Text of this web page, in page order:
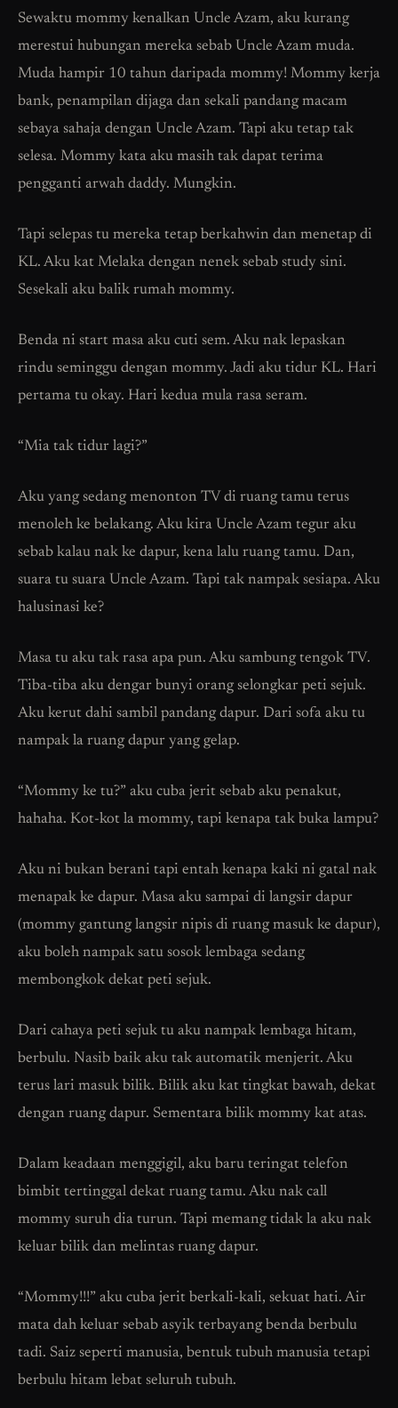
Sewaktu mommy kenalkan Uncle Azam, aku kurang
merestui hubungan mereka sebab Uncle Azam muda.
Muda hampir 10 tahun daripada mommy! Mommy kerja
bank, penampilan dijaga dan sekali pandang macam
sebaya sahaja dengan Uncle Azam. Tapi aku tetap tak
selesa. Mommy kata aku masih tak dapat terima
pengganti arwah daddy. Mungkin.
Tapi selepas tu mereka tetap berkahwin dan menetap di
KL. Aku kat Melaka dengan nenek sebab study sini.
Sesekali aku balik rumah mommy.
Benda ni start masa aku cuti sem. Aku nak lepaskan
rindu seminggu dengan mommy. Jadi aku tidur KL. Hari
pertama tu okay. Hari kedua mula rasa seram.
“Mia tak tidur lagi?”
Aku yang sedang menonton TV di ruang tamu terus
menoleh ke belakang. Aku kira Uncle Azam tegur aku
sebab kalau nak ke dapur, kena lalu ruang tamu. Dan,
suara tu suara Uncle Azam. Tapi tak nampak sesiapa. Aku
halusinasi ke?
Masa tu aku tak rasa apa pun. Aku sambung tengok TV.
Tiba-tiba aku dengar bunyi orang selongkar peti sejuk.
Aku kerut dahi sambil pandang dapur. Dari sofa aku tu
nampak la ruang dapur yang gelap.
“Mommy ke tu?” aku cuba jerit sebab aku penakut,
hahaha. Kot-kot la mommy, tapi kenapa tak buka lampu?
Aku ni bukan berani tapi entah kenapa kaki ni gatal nak
menapak ke dapur. Masa aku sampai di langsir dapur
(mommy gantung langsir nipis di ruang masuk ke dapur),
aku boleh nampak satu sosok lembaga sedang
membongkok dekat peti sejuk.
Dari cahaya peti sejuk tu aku nampak lembaga hitam,
berbulu. Nasib baik aku tak automatik menjerit. Aku
terus lari masuk bilik. Bilik aku kat tingkat bawah, dekat
dengan ruang dapur. Sementara bilik mommy kat atas.
Dalam keadaan menggigil, aku baru teringat telefon
bimbit tertinggal dekat ruang tamu. Aku nak call
mommy suruh dia turun. Tapi memang tidak la aku nak
keluar bilik dan melintas ruang dapur.
“Mommy!!!” aku cuba jerit berkali-kali, sekuat hati. Air
mata dah keluar sebab asyik terbayang benda berbulu
tadi. Saiz seperti manusia, bentuk tubuh manusia tetapi
berbulu hitam lebat seluruh tubuh.